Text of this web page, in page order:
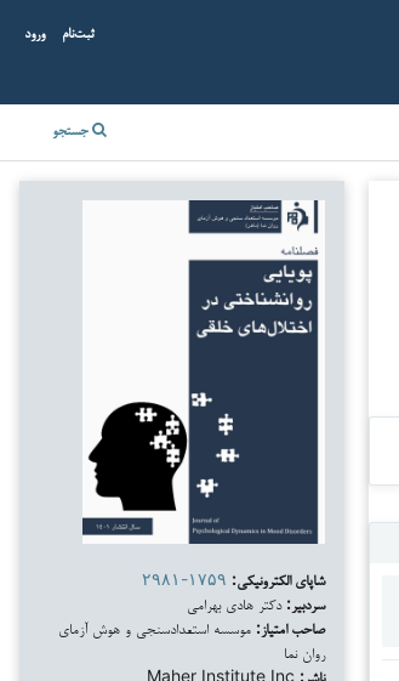
جستجو
ثبت‌نام ورود
شاپای الکترونیکی: ۲۹۸۱-۱۷۵۹
سردبیر: دکتر هادی بهرامی
صاحب امتیاز: موسسه استعدادسنجی و هوش آزمای
روان نما
ناشر: